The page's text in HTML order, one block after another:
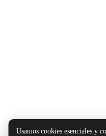
Usamos cookies esenciales y